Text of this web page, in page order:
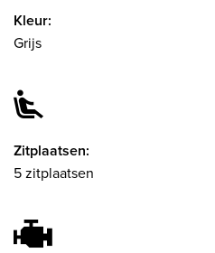
Kleur:
Grijs
Zitplaatsen:
5 zitplaatsen